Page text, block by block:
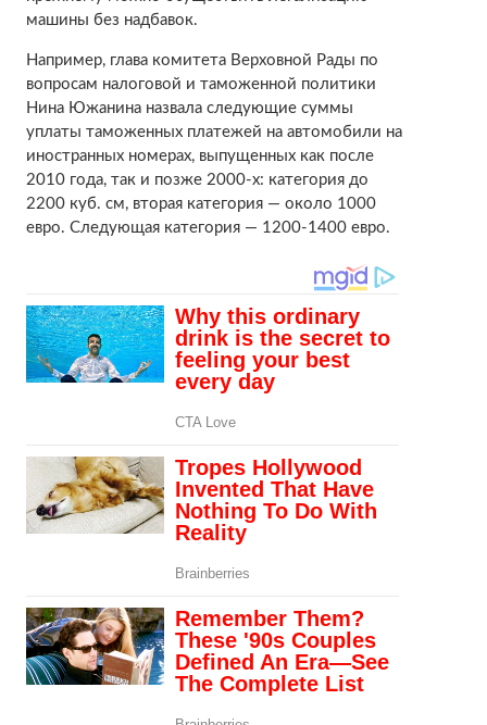
машины без надбавок.
Например, глава комитета Верховной Рады по
вопросам налоговой и таможенной политики
Нина Южанина назвала следующие суммы
уплаты таможенных платежей на автомобили на
иностранных номерах, выпущенных как после
2010 года, так и позже 2000-х: категория до
2200 куб. см, вторая категория — около 1000
евро. Следующая категория — 1200-1400 евро.